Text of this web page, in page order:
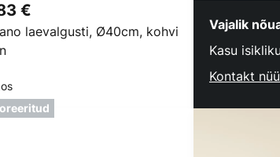
laevalgusti, Ø40cm, kohvi
€
Vajalik
Kasu
Kontakt